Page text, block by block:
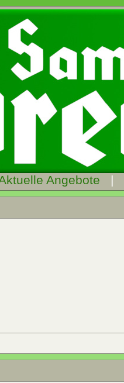
Angebote |